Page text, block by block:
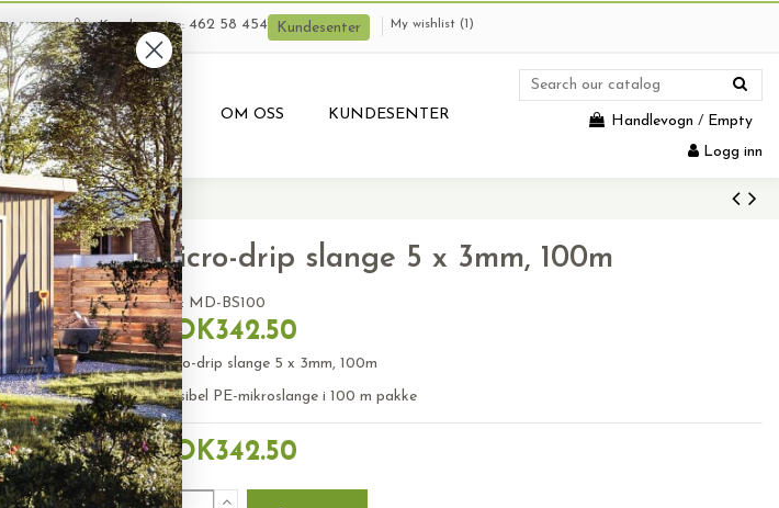
Kundeservice: 462 58 454 Kundesenter My wishlist (1 )
PRODUKTUTLEIE OM OSS KUNDESENTER Handlevogn / Empty
Logg inn
Micro-drip slange 5 x 3mm, 100m
SKU: MD-BS100
NOK342.50
Micro-drip slange 5 x 3mm, 100m
Fleksibel PE-mikroslange i 100 m pakke
NOK342.50